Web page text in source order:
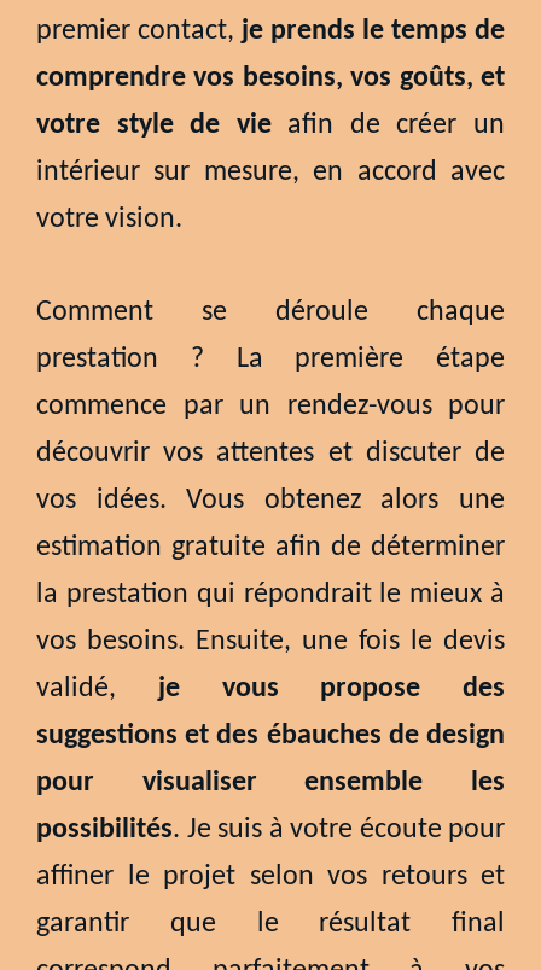
premier contact, je prends le temps de
comprendre vos besoins, vos goûts, et
votre style de vieafin de créer un
intérieur sur mesure, en accord avec
votre vision.
Comment se déroule chaque
prestation ? La première étape
commence par un rendez-vous pour
découvrir vos attentes et discuter de
vos idées. Vous obtenez alors une
estimation gratuite afin de déterminer
la prestation qui répondrait le mieux à
vos besoins. Ensuite, une fois le devis
validé, je vous propose des
suggestions et des ébauches de design
pour visualiser ensemble les
possibilités. Je suis à votre écoute pour
affiner le projet selon vos retours et
garantir que le résultat final